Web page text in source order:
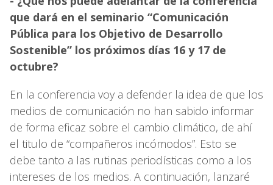
que dará en el seminario “Comunicación
Pública para los Objetivo de Desarrollo
Sostenible” los próximos días 16 y 17 de
octubre?
En la conferencia voy a defender la idea de que los
medios de comunicación no han sabido informar
de forma eficaz sobre el cambio climático, de ahí
el titulo de “compañeros incómodos”. Esto se
debe tanto a las rutinas periodísticas como a los
intereses de los medios. A continuación, lanzaré